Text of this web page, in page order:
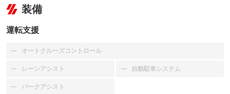
装備
運転支援
オートクルーズコントロール
：装備なし
レーンアシスト
：装備なし 自動駐車システム
：装備なし
パークアシスト
：装備なし